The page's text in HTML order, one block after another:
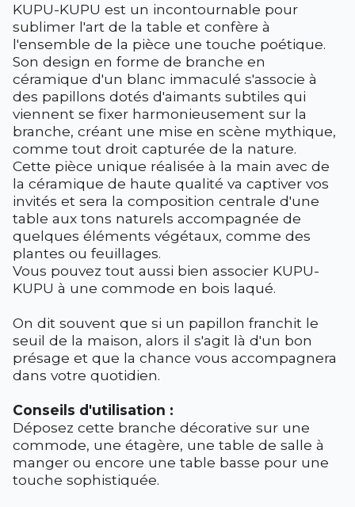
KUPU-KUPU est un incontournable pour
sublimer l'art de la table et confère à
l'ensemble de la pièce une touche poétique.
Son design en forme de branche en
céramique d'un blanc immaculé s'associe à
des papillons dotés d'aimants subtiles qui
viennent se fixer harmonieusement sur la
branche, créant une mise en scène mythique,
comme tout droit capturée de la nature.
Cette pièce unique réalisée à la main avec de
la céramique de haute qualité va captiver vos
invités et sera la composition centrale d'une
table aux tons naturels accompagnée de
quelques éléments végétaux, comme des
plantes ou feuillages.
Vous pouvez tout aussi bien associer KUPU-
KUPU à une commode en bois laqué.
On dit souvent que si un papillon franchit le
seuil de la maison, alors il s'agit là d'un bon
présage et que la chance vous accompagnera
dans votre quotidien.
Conseils d'utilisation :
Déposez cette branche décorative sur une
commode, une étagère, une table de salle à
manger ou encore une table basse pour une
touche sophistiquée.